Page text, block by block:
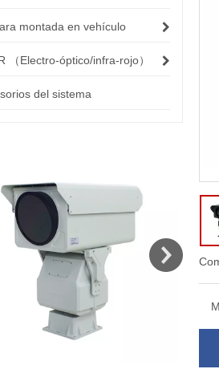
montada en vehículo
（Electro-óptico/infra-rojo）
del sistema